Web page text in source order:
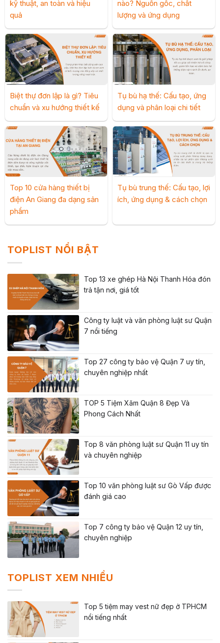
TOPLIST NỔI BẬT
Top 13 xe ghép Hà Nội Thanh Hóa đón
trả tận nơi, giá tốt
Công ty luật và văn phòng luật sư Quận
7 nổi tiếng
Top 27 công ty bảo vệ Quận 7 uy tín,
chuyên nghiệp nhất
TOP 5 Tiệm Xăm Quận 8 Đẹp Và
Phong Cách Nhất
Top 8 văn phòng luật sư Quận 11 uy tín
và chuyên nghiệp
Top 10 văn phòng luật sư Gò Vấp được
đánh giá cao
Top 7 công ty bảo vệ Quận 12 uy tín,
chuyên nghiệp
TOPLIST XEM NHIỀU
Top 5 tiệm may vest nữ đẹp ở TPHCM
nổi tiếng nhất
kỹ thuật, an toàn và hiệu
quả
nào? Nguồn gốc, chất
lượng và ứng dụng
Biệt thự đơn lập là gì? Tiêu
chuẩn và xu hướng thiết kế
Tụ bù hạ thế: Cấu tạo, ứng
dụng và phân loại chi tiết
Top 10 cửa hàng thiết bị
điện An Giang đa dạng sản
phẩm
Tụ bù trung thế: Cấu tạo, lợi
ích, ứng dụng & cách chọn